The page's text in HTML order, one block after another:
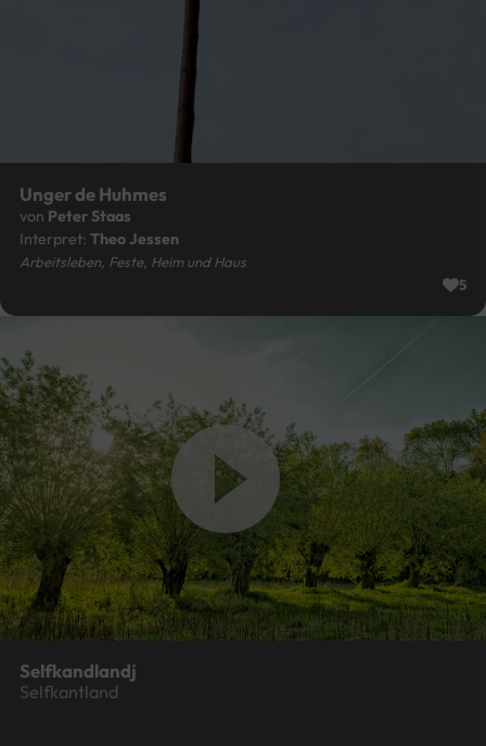
Unger de Huhmes
von Peter Staas
Interpret:Theo Jessen
Arbeitsleben, Feste, Heim und Haus
5
Selfkandlandj
Selfkantland